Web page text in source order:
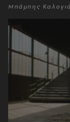
Μπάμπης